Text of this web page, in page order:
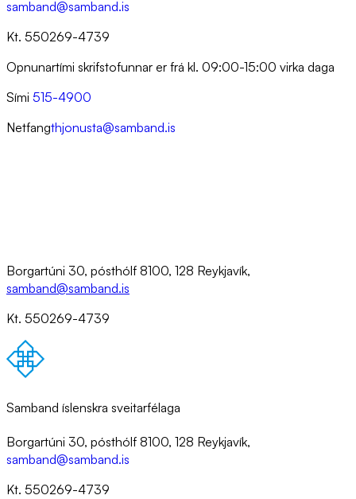
samband@samband.is
Kt. 550269-4739
Opnunartími skrifstofunnar er frá kl. 09:00-15:00 virka daga
Sími 515-4900
Netfangthjonusta@samband.is
Borgartúni 30, pósthólf 8100, 128 Reykjavík,
samband@samband.is
Kt. 550269-4739
Samband íslenskra sveitarfélaga
Borgartúni 30, pósthólf 8100, 128 Reykjavík,
samband@samband.is
Kt. 550269-4739